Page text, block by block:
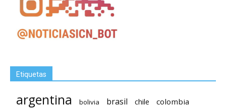
Etiquetas
argentina bolivia brasil chile colombia